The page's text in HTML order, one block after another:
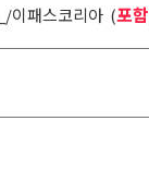
이패스코리아 (포함